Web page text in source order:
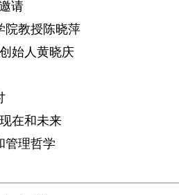
请
院教授陈晓萍
始人黄晓庆
在和未来
管理哲学